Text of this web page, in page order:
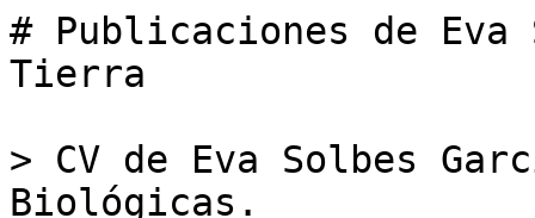
# Publicaciones de Eva
Tierra
> CV de Eva Solbes
Biológicas.